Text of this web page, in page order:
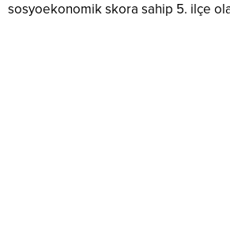
sosyoekonomik skora sahip 5. ilçe